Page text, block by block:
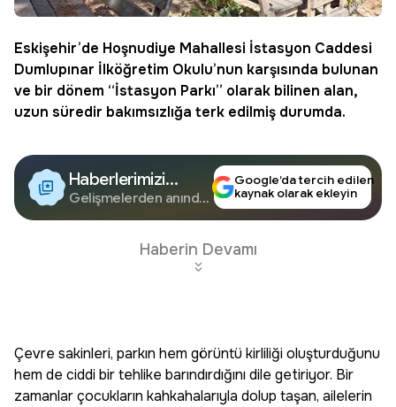
Eskişehir’de Hoşnudiye Mahallesi İstasyon Caddesi
Dumlupınar İlköğretim Okulu’nun karşısında bulunan
ve bir dönem “İstasyon Parkı” olarak bilinen alan,
uzun süredir bakımsızlığa terk edilmiş durumda.
Haberlerimizi
Google'da Takip
Edin
Gelişmelerden anında
Google’da tercih edilen
kaynak olarak ekleyin
Haberin Devamı
Çevre sakinleri, parkın hem görüntü kirliliği oluşturduğunu
hem de ciddi bir tehlike barındırdığını dile getiriyor. Bir
zamanlar çocukların kahkahalarıyla dolup taşan, ailelerin